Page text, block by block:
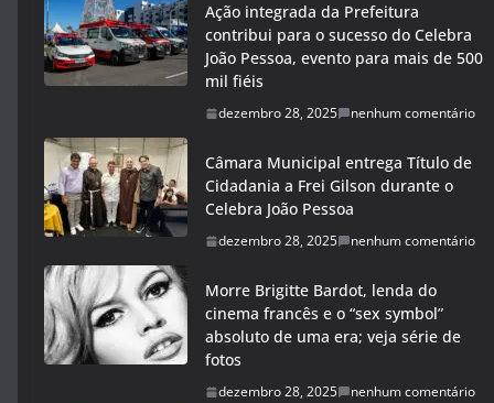
Ação integrada da Prefeitura
contribui para o sucesso do Celebra
João Pessoa, evento para mais de 500
mil fiéis
dezembro 28, 2025 nenhum comentário
Câmara Municipal entrega Título de
Cidadania a Frei Gilson durante o
Celebra João Pessoa
dezembro 28, 2025 nenhum comentário
Morre Brigitte Bardot, lenda do
cinema francês e o “sex symbol”
absoluto de uma era; veja série de
fotos
dezembro 28, 2025 nenhum comentário